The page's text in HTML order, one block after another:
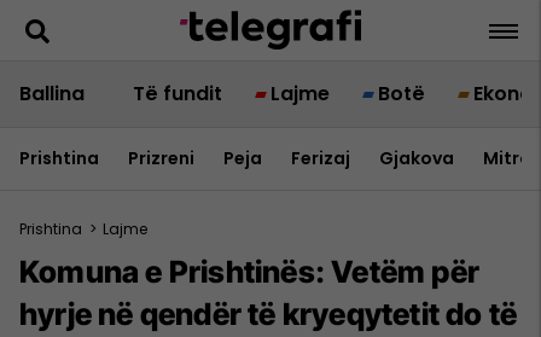
Ballina Të fundit Lajme Botë
Prishtina Prizreni Peja Ferizaj Gjakova
Prishtina > Lajme
Komuna e Prishtinës: Vetëm për
hyrje në qendër të kryeqytetit do të